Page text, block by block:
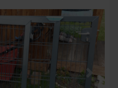
Weiter